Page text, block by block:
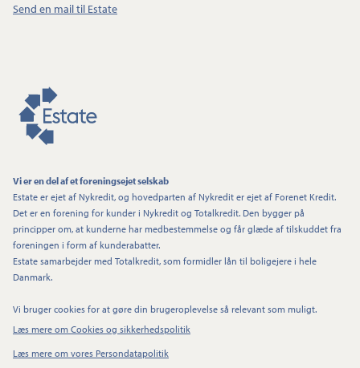
Send en mail til Estate
Vi er en del af et foreningsejet selskab
Estate er ejet af Nykredit, og hovedparten af Nykredit er ejet af Forenet Kredit.
Det er en forening for kunder i Nykredit og Totalkredit. Den bygger på
principper om, at kunderne har medbestemmelse og får glæde af tilskuddet fra
foreningen i form af kunderabatter.
Estate samarbejder med Totalkredit, som formidler lån til boligejere i hele
Danmark.
Vi bruger cookies for at gøre din brugeroplevelse så relevant som muligt.
Læs mere om Cookies og sikkerhedspolitik
Læs mere om vores Persondatapolitik